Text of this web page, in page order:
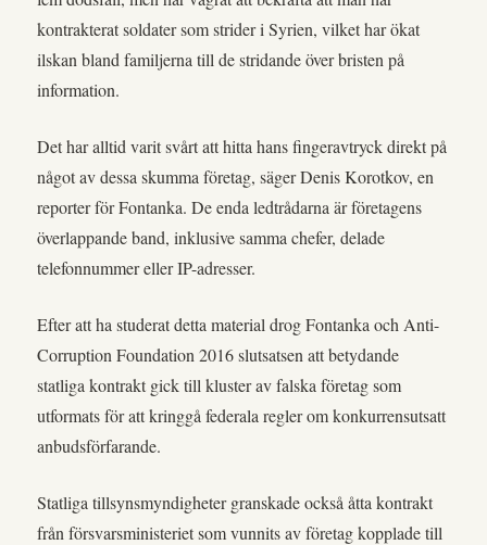
kontrakterat soldater som strider i Syrien, vilket har ökat
ilskan bland familjerna till de stridande över bristen på
information.
Det har alltid varit svårt att hitta hans fingeravtryck direkt på
något av dessa skumma företag, säger Denis Korotkov, en
reporter för Fontanka. De enda ledtrådarna är företagens
överlappande band, inklusive samma chefer, delade
telefonnummer eller IP-adresser.
Efter att ha studerat detta material drog Fontanka och Anti-
Corruption Foundation 2016 slutsatsen att betydande
statliga kontrakt gick till kluster av falska företag som
utformats för att kringgå federala regler om konkurrensutsatt
anbudsförfarande.
Statliga tillsynsmyndigheter granskade också åtta kontrakt
från försvarsministeriet som vunnits av företag kopplade till